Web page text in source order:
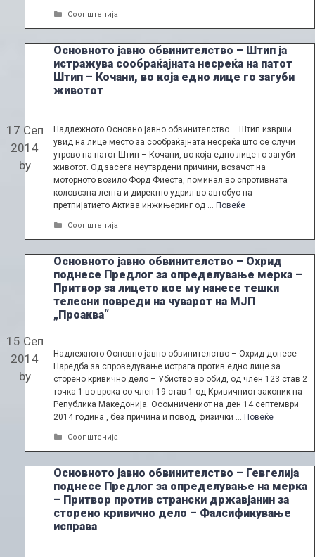
Categories
Соопштенија
Oсновното јавно обвинителство – Штип ја
истражува сообраќајната несреќа на патот
Штип – Кочани, во која едно лице го загуби
животот
17 Сеп
2014
by
Надлежното Oсновно јавно обвинителство – Штип изврши
увид на лице место за сообраќајната несреќа што се случи
утрово на патот Штип – Кочани, во која едно лице го загуби
животот. Од засега неутврдени причини, возачот на
моторното возило Форд Фиеста, поминал во спротивната
коловозна лента и директно удрил во автобус на
претпијатието Актива инжињеринг од … Повеќе
Categories
Соопштенија
Основното јавно обвинителство – Охрид
поднесе Предлог за определување мерка –
Притвор за лицето кое му нанесе тешки
телесни повреди на чуварот на МЈП
„Проаква“
15 Сеп
2014
by
Надлежното Основно јавно обвинителство – Охрид донесе
Наредба за спроведување истрага против едно лице за
сторено кривично дело – Убиство во обид, од член 123 став 2
точка 1 во врска со член 19 став 1 од Кривичниот законик на
Република Македонија. Осомничениот на ден 14 септември
2014 година , без причина и повод, физички … Повеќе
Categories
Соопштенија
Основното јавно обвинителство – Гевгелија
поднесе Предлог за определување на мерка
– Притвор против странски државјанин за
сторено кривично дело – Фалсификување
исправа